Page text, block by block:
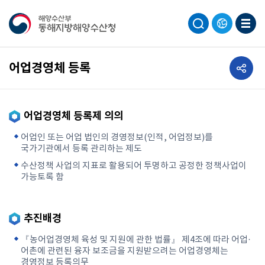
어업경영체 등록 공유하기
어업경영체 등록제 의의
어업인 또는 어업 법인의 경영정보(인적, 어업정보)를
국가기관에서 등록 관리하는 제도
수산정책 사업의 지표로 활용되어 투명하고 공정한 정책사업이
가능토록 함
추진배경
『농어업경영체 육성 및 지원에 관한 법률』 제4조에 따라 어업·
어촌에 관련된 융자 보조금을 지원받으려는 어업경영체는
경영정보 등록의무